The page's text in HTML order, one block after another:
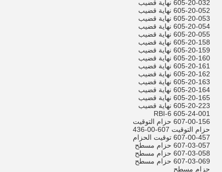
605-20-032 نهاية قضيب
605-20-052 نهاية قضيب
605-20-053 نهاية قضيب
605-20-054 نهاية قضيب
605-20-055 نهاية قضيب
605-20-158 نهاية قضيب
605-20-159 نهاية قضيب
605-20-160 نهاية قضيب
605-20-161 نهاية قضيب
605-20-162 نهاية قضيب
605-20-163 نهاية قضيب
605-20-164 نهاية قضيب
605-20-165 نهاية قضيب
605-20-223 نهاية قضيب
605-24-001 RBI-6
607-00-156 حزام التوقيت
حزام التوقيت 607-00-436
607-00-457 توقيت الحزام
607-03-057 حزام مسطح
607-03-058 حزام مسطح
607-03-069 حزام مسطح
حزام مسطح